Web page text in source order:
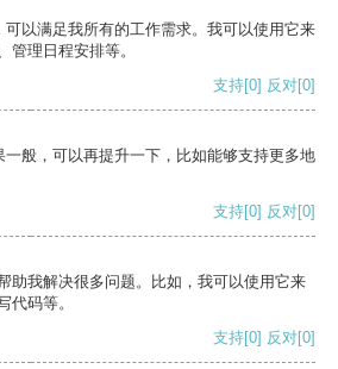
以满足我所有的工作需求。我可以使用它来
管理日程安排等。
支持[0] 反对[0]
般，可以再提升一下，比如能够支持更多地
支持[0] 反对[0]
助我解决很多问题。比如，我可以使用它来
代码等。
支持[0] 反对[0]